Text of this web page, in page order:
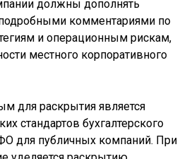
должны дополнять
комментариями по
и операционным рискам,
местного корпоративного
для раскрытия является
стандартов бухгалтерского
для публичных компаний. При